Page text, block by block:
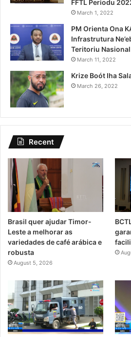
FFTL Periodu
March 1, 2022
PM Orienta Ona
Infrastrutura
Teritoriu Nasional
March 11, 2022
Krize Boót Iha
March 26, 2022
Recent
Brasil quer ajudar Timor-
Leste a melhorar as
variedades de café arábica e
robusta
August 5, 2026